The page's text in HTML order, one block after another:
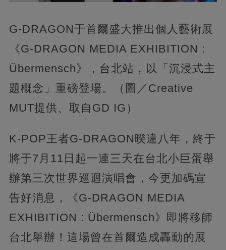
G-DRAGON于首爾盛大推出個人藝術展
《G-DRAGON MEDIA EXHIBITION :
Übermensch》，台北站，以「沉浸式主
題概念」重磅登場。（圖／Creative
MUT提供、取自GD IG）
K-POP王者G-DRAGON暌違八年，終于
將于7月11日起一連三天在台北小巨蛋舉
辦第三次世界巡迴演唱會，今更加碼宣
告好消息，《G-DRAGON MEDIA
EXHIBITION : Übermensch》即將移師
台北舉辦！這場曾在首爾造成轟動的展